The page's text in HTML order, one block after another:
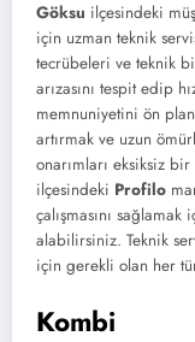
Göksu ilçesindeki
için uzman teknik
tecrübeleri ve teknik
arızasını tespit edip
memnuniyetini ön
artırmak ve uzun
onarımları eksiksiz
ilçesindeki Profilo
çalışmasını
alabilirsiniz. Teknik
için gerekli olan her
Kombi